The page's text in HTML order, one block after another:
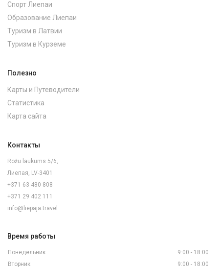
Спорт Лиепаи
Образование Лиепаи
Туризм в Латвии
Туризм в Курземе
Полезно
Карты и Путеводители
Статистика
Карта сайта
Контакты
Rožu laukums 5/6,
Лиепая, LV-3401
+371 63 480 808
+371 29 402 111
info@liepaja.travel
Время работы
Понедельник
9:00 - 18:00
Вторник
9:00 - 18:00